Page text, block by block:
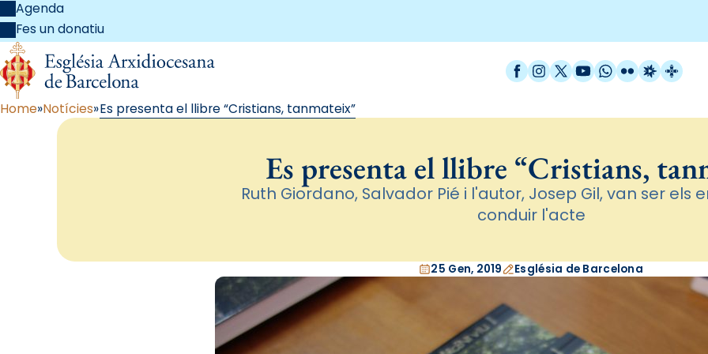
Agenda
Fes un donatiu
Facebook
Instagram
X / Twitter
YouTube
WhatsApp
FlickrRadio
Home Notícies Es presenta el llibre “Cristians, tanmateix”
Es presenta el llibre “Cristians,
Ruth Giordano, Salvador Pié i l'autor, Josep Gil, van ser els
conduir l'acte
25 Gen, 2019 Església de Barcelona